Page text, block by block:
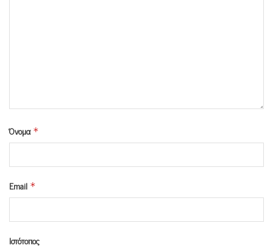
Όνομα *
Email *
Ιστότοπος